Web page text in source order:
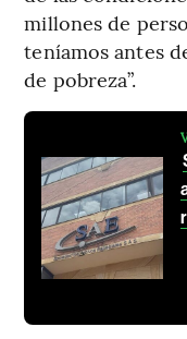
millones de
teníamos antes
de pobreza”.